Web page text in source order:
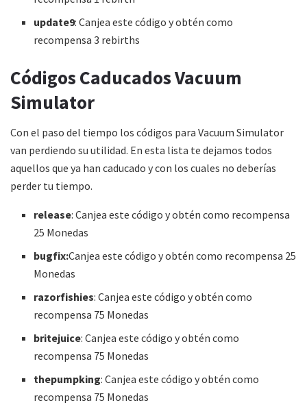
update9: Canjea este código y obtén como
recompensa 3 rebirths
Códigos Caducados Vacuum
Simulator
Con el paso del tiempo los códigos para Vacuum Simulator
van perdiendo su utilidad. En esta lista te dejamos todos
aquellos que ya han caducado y con los cuales no deberías
perder tu tiempo.
release: Canjea este código y obtén como recompensa
25 Monedas
bugfix:Canjea este código y obtén como recompensa 25
Monedas
razorfishies: Canjea este código y obtén como
recompensa 75 Monedas
britejuice: Canjea este código y obtén como
recompensa 75 Monedas
thepumpking: Canjea este código y obtén como
recompensa 75 Monedas